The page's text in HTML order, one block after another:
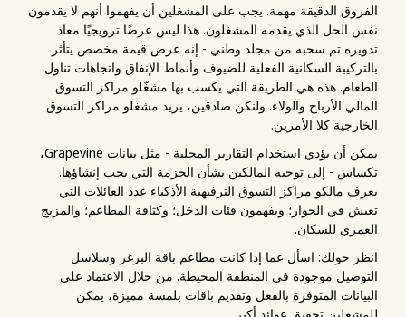
الفروق الدقيقة مهمة. يجب على المشغلين أن يفهموا أنهم لا يقدمون
نفس الحل الذي يقدمه المشغلون. هذا ليس عرضًا ترويجيًا معاد
تدويره تم سحبه من مجلد وطني - إنه عرض قيمة مخصص يتأثر
بالتركيبة السكانية الفعلية للضيوف وأنماط الإنفاق واتجاهات تناول
الطعام. هذه هي الطريقة التي يكسب بها مشغّلو مراكز التسوق
المالي الأرباح والولاء. ولنكن صادقين، يريد مشغلو مراكز التسوق
الخارجية كلا الأمرين.
يمكن أن يؤدي استخدام التقارير المحلية - مثل بيانات Grapevine،
تكساس - إلى توجيه المالكين بشأن الحزمة التي يجب إنشاؤها.
يعرف مالكو مراكز التسوق الترفيهية الأذكياء عدد العائلات التي
تعيش في الجوار؛ ويفهمون فئات الدخل؛ وكثافة المطاعم؛ والمزيج
العمري للسكان.
انظر حولك: اسأل عما إذا كانت مطاعم باقة البرغر وسلاسل
التوصيل موجودة في المنطقة المحيطة. من خلال الاعتماد على
البيانات المتوفرة بالفعل وتقديم باقات بلمسة مميزة، يمكن
للمشغلين تحقيق عوائد أكبر.